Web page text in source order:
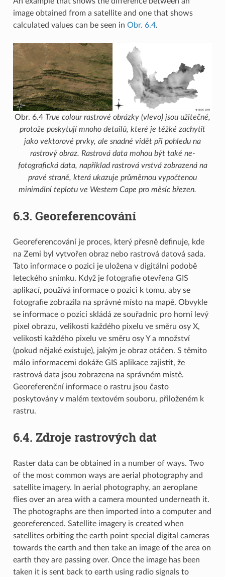
image obtained from a satellite and one that shows
calculated values can be seen in Obr. 6.4.
Obr. 6.4 True colour rastrové obrázky (vlevo) jsou užitečné,
protože poskytují mnoho detailů, které je těžké zachytit
jako vektorové prvky, ale snadné vidět při pohledu na
rastrový obraz. Rastrová data mohou být také ne-
fotografická data, například rastrová vrstvá zobrazená na
pravé straně, která ukazuje průměrnou vypočtenou
minimální teplotu ve Western Cape pro měsíc březen.
6.3. Georeferencování
Georeferencování je proces, který přesně definuje, kde
na Zemi byl vytvořen obraz nebo rastrová datová sada.
Tato informace o pozici je uložena v digitální podobě
leteckého snímku. Když je fotografie otevřena GIS
aplikací, používá informace o pozici k tomu, aby se
fotografie zobrazila na správné místo na mapě. Obvykle
se informace o pozici skládá ze souřadnic pro horní levý
pixel obrazu, velikosti každého pixelu ve směru osy X,
velikosti každého pixelu ve směru osy Y a množství
(pokud nějaké existuje), jakým je obraz otáčen. S těmito
málo informacemi dokáže GIS aplikace zajistit, že
rastrová data jsou zobrazena na správném místě.
Georeferenční informace o rastru jsou často
poskytovány v malém textovém souboru, přiloženém k
rastru.
6.4. Zdroje rastrových dat
Raster data can be obtained in a number of ways. Two
of the most common ways are aerial photography and
satellite imagery. In aerial photography, an aeroplane
flies over an area with a camera mounted underneath it.
The photographs are then imported into a computer and
georeferenced. Satellite imagery is created when
satellites orbiting the earth point special digital cameras
towards the earth and then take an image of the area on
earth they are passing over. Once the image has been
taken it is sent back to earth using radio signals to